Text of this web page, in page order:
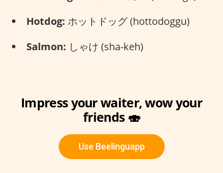
Hotdog: ホットドッグ (hottodoggu)
Salmon: しゃけ (sha-keh)
Impress your waiter, wow your
friends 🍣
Use Beelinguapp